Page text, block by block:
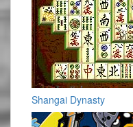
Shangai Dynasty